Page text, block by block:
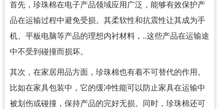
首先，珍珠棉在电子产品领域应用广泛，能够有效保护产
品在运输过程中避免受损。其柔软性和抗震性让其成为手
机、平板电脑等产品的理想内衬材料，..这些产品在运输途
中不受到碰撞而损坏。
其次，在家居用品方面，珍珠棉也有着不可替代的作用。
比如在家具包装中，它的缓冲性能可以防止家具在运输中
被划伤或碰撞，保持产品的完好无损。同时，珍珠棉还可